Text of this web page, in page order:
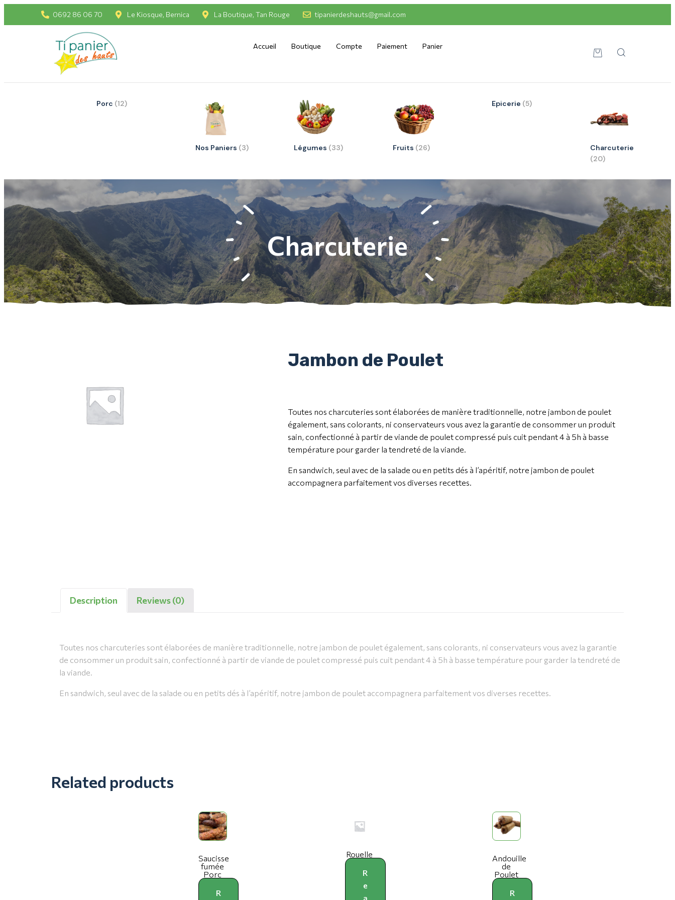
0692 86 06 70 Le Kiosque, Bernica La Boutique, Tan Rouge tipanierdeshauts@gmail.com
Accueil Boutique Compte Paiement Panier
Porc (12)
Nos Paniers (3) Légumes (33) Fruits (26)
Epicerie (5)
Charcuterie
(20)
Charcuterie
Jambon de Poulet
Toutes nos charcuteries sont élaborées de manière traditionnelle, notre jambon de poulet
également, sans colorants, ni conservateurs vous avez la garantie de consommer un produit
sain, confectionné à partir de viande de poulet compressé puis cuit pendant 4 à 5h à basse
température pour garder la tendreté de la viande.
En sandwich, seul avec de la salade ou en petits dés à l’apéritif, notre jambon de poulet
accompagnera parfaitement vos diverses recettes.
Description Reviews (0)
Toutes nos charcuteries sont élaborées de manière traditionnelle, notre jambon de poulet également, sans colorants, ni conservateurs vous avez la garantie
de consommer un produit sain, confectionné à partir de viande de poulet compressé puis cuit pendant 4 à 5h à basse température pour garder la tendreté de
la viande.
En sandwich, seul avec de la salade ou en petits dés à l’apéritif, notre jambon de poulet accompagnera parfaitement vos diverses recettes.
Related products
Saucisse
fumée
Porc
R
Rouelle
R
e
a
Andouille
de
Poulet
R